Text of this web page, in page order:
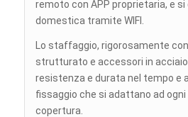
remoto con APP proprietaria, e si
domestica tramite WIFI.
Lo staffaggio, rigorosamente
strutturato e accessori in
resistenza e durata nel tempo e
fissaggio che si adattano ad
copertura.